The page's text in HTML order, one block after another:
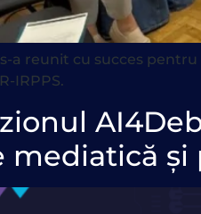
a reunit cu succes
IRPPS.
mediatică și